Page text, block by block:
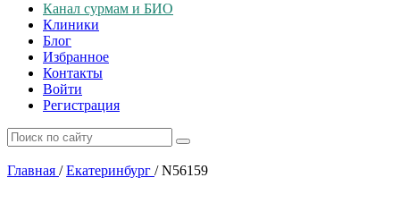
Канал сурмам и БИО
Клиники
Блог
Избранное
Контакты
Войти
Регистрация
Главная / Екатеринбург /N56159